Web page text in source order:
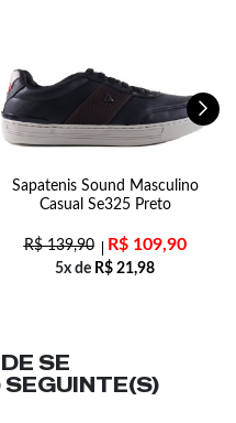
Sapatenis Sound Masculino
Casual Se325 Preto
R$139,90 R$109,90
5x de R$ 21,98
SE
SEGUINTE(S)